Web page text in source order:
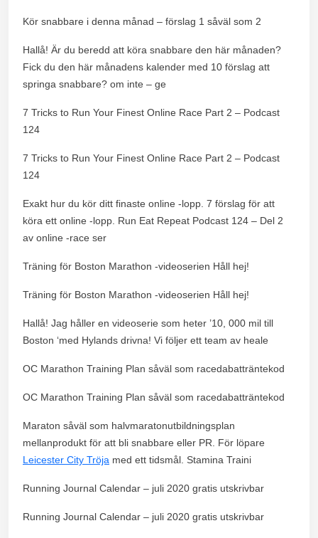
Kör snabbare i denna månad – förslag 1 såväl som 2
Hallå! Är du beredd att köra snabbare den här månaden?
Fick du den här månadens kalender med 10 förslag att
springa snabbare? om inte – ge
7 Tricks to Run Your Finest Online Race Part 2 – Podcast
124
7 Tricks to Run Your Finest Online Race Part 2 – Podcast
124
Exakt hur du kör ditt finaste online -lopp. 7 förslag för att
köra ett online -lopp. Run Eat Repeat Podcast 124 – Del 2
av online -race ser
Träning för Boston Marathon -videoserien Håll hej!
Träning för Boston Marathon -videoserien Håll hej!
Hallå! Jag håller en videoserie som heter ’10, 000 mil till
Boston ‘med Hylands drivna! Vi följer ett team av heale
OC Marathon Training Plan såväl som racedabatträntekod
OC Marathon Training Plan såväl som racedabatträntekod
Maraton såväl som halvmaratonutbildningsplan
mellanprodukt för att bli snabbare eller PR. För löpare
Leicester City Tröja med ett tidsmål. Stamina Traini
Running Journal Calendar – juli 2020 gratis utskrivbar
Running Journal Calendar – juli 2020 gratis utskrivbar